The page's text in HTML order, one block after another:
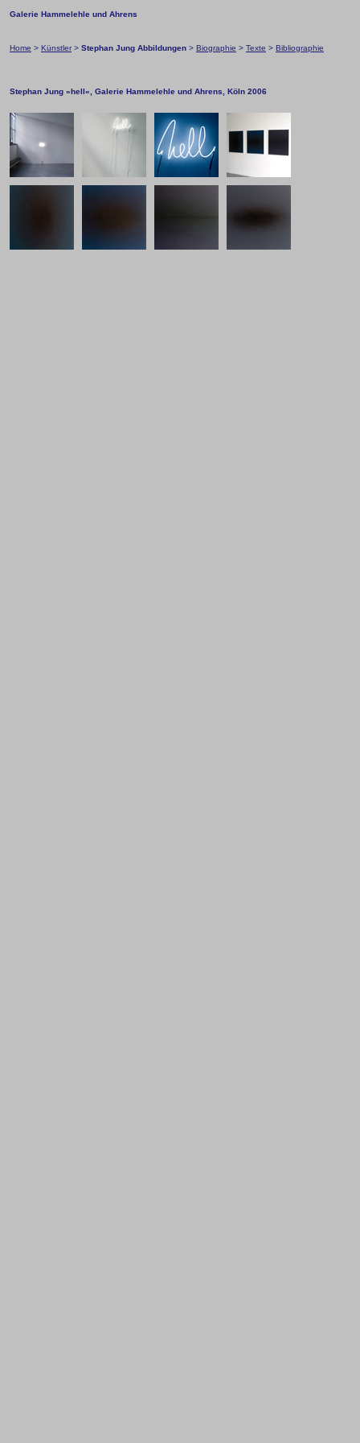
Galerie Hammelehle und Ahrens
Home > Künstler> Stephan Jung Abbildungen > Biographie > Texte > Bibliographie
Stephan Jung »hell«, Galerie Hammelehle und Ahrens, Köln 2006